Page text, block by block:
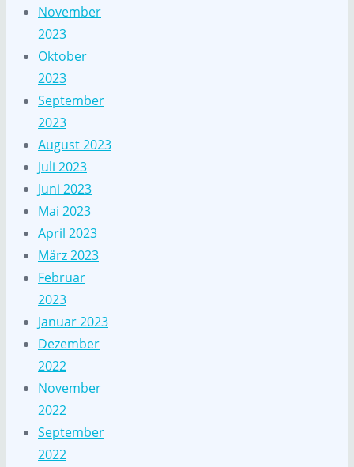
November
2023
Oktober
2023
September
2023
August 2023
Juli 2023
Juni 2023
Mai 2023
April 2023
März 2023
Februar
2023
Januar 2023
Dezember
2022
November
2022
September
2022